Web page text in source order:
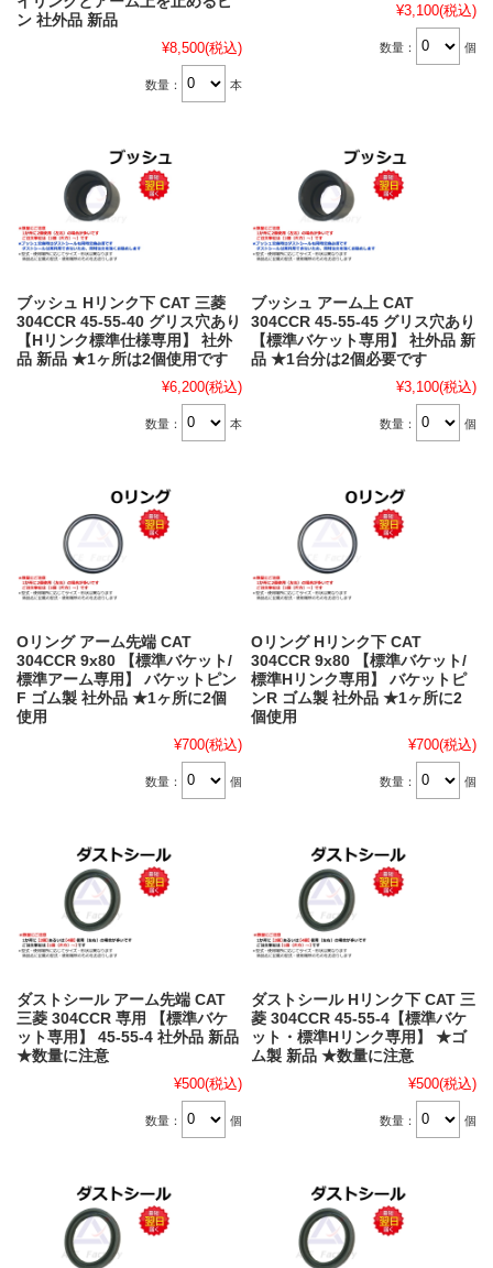
ン 社外品 新品
¥8,500(税込)
数量： 本
¥3,100(税込)
数量： 個
ブッシュ Hリンク下 CAT 三菱
304CCR 45-55-40 グリス穴あり
【Hリンク標準仕様専用】 社外
品 新品 ★1ヶ所は2個使用です
¥6,200(税込)
数量： 本
ブッシュ アーム上 CAT
304CCR 45-55-45 グリス穴あり
【標準バケット専用】 社外品 新
品 ★1台分は2個必要です
¥3,100(税込)
数量： 個
Oリング アーム先端 CAT
304CCR 9x80 【標準バケット/
標準アーム専用】 バケットピン
F ゴム製 社外品 ★1ヶ所に2個
使用
¥700(税込)
数量： 個
Oリング Hリンク下 CAT
304CCR 9x80 【標準バケット/
標準Hリンク専用】 バケットピ
ンR ゴム製 社外品 ★1ヶ所に2
個使用
¥700(税込)
数量： 個
ダストシール アーム先端 CAT
三菱 304CCR 専用 【標準バケ
ット専用】 45-55-4 社外品 新品
★数量に注意
¥500(税込)
数量： 個
ダストシール Hリンク下 CAT 三
菱 304CCR 45-55-4【標準バケ
ット・標準Hリンク専用】 ★ゴ
ム製 新品 ★数量に注意
¥500(税込)
数量： 個